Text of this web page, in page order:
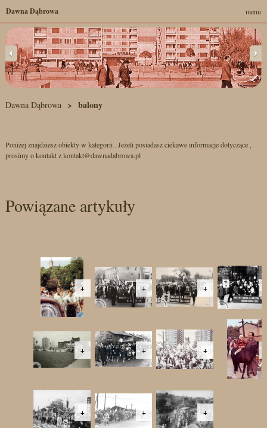
Dawna Dąbrowa balony
Poniżej znajdziesz obiekty w kategorii . Jeżeli posiadasz ciekawe informacje dotyczące ,
prosimy o kontakt z kontakt@dawnadabrowa.pl
Powiązane artykuły
+ + +
+ + +
+ + +
Dawna Dąbrowa menu